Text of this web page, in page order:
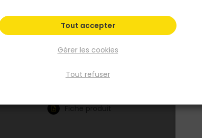
extérieurs et zones de passage ensoleillées.
Format 31x62cm adaptable en petite ou
ROMA intérieur Gold pour une continuité
Fiche produit
Gérer les cookies
Tout refuser
Tout accepter